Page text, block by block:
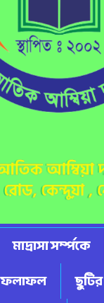
মাদ্রাসা সর্ম্পকে
ফলাফল